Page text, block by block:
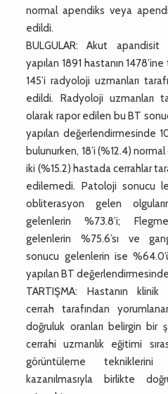
normal apendiks veya
edildi.
BULGULAR: Akut
yapılan 1891 hastanın
145’i radyoloji uzmanları
edildi. Radyoloji uzmanları
olarak rapor edilen bu BT
yapılan değerlendirmesinde
bulunurken, 18’i (%12.4)
iki (%15.2) hastada cerrahlar
edilemedi. Patoloji sonucu
obliterasyon gelen
gelenlerin %73.8’i;
gelenlerin %75.6’sı ve
sonucu gelenlerin ise
yapılan BT değerlendirmesinde
TARTIŞMA: Hastanın
cerrah tarafından
doğruluk oranları belirgin bir
cerrahi uzmanlık eğitimi
görüntüleme tekniklerini
kazanılmasıyla birlikte